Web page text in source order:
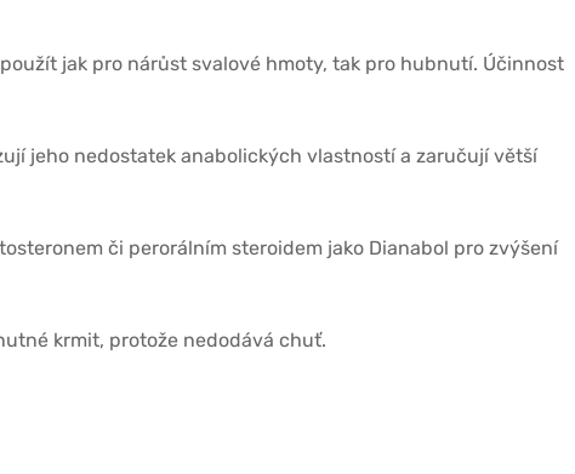
jak pro nárůst svalové hmoty, tak pro hubnutí. Účinnost
jeho nedostatek anabolických vlastností a zaručují větší
či perorálním steroidem jako Dianabol pro zvýšení
krmit, protože nedodává chuť.